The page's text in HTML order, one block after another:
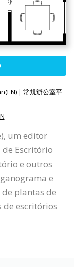
| 常規辦公室平
um editor
de Escritório
e outros
e
plantas de
de escritórios